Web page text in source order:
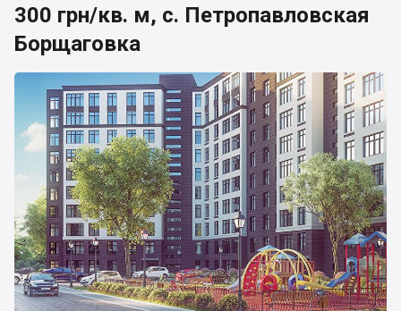
300 грн/кв. м, с. Петропавловская
Борщаговка